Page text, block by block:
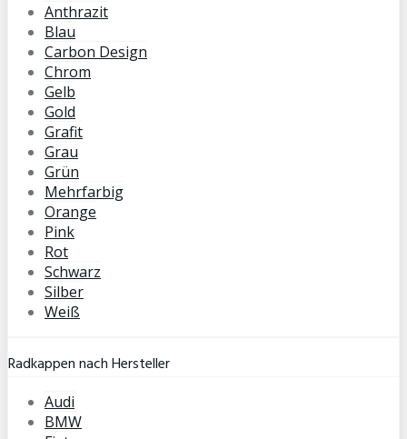
Anthrazit
Blau
Carbon Design
Chrom
Gelb
Gold
Grafit
Grau
Grün
Mehrfarbig
Orange
Pink
Rot
Schwarz
Silber
Weiß
Radkappen nach Hersteller
Audi
BMW